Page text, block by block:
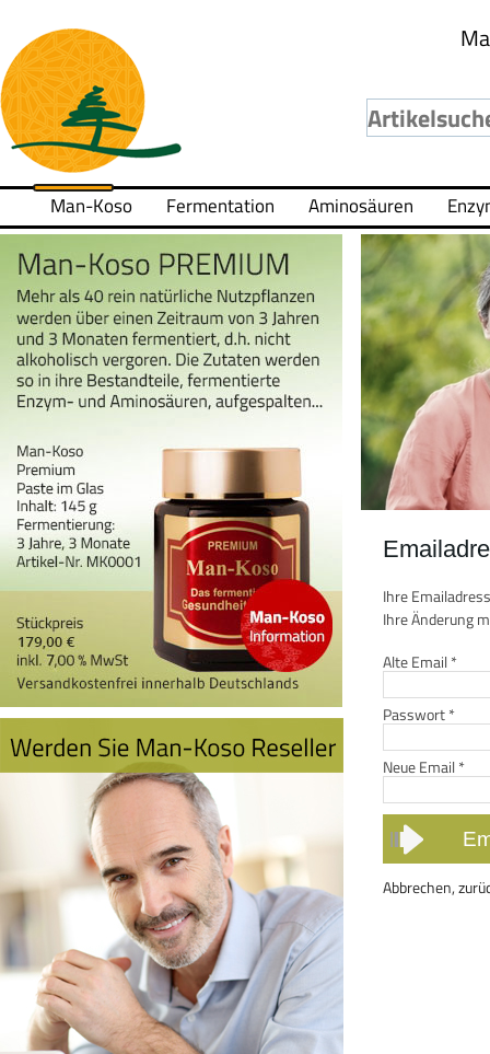
Man-Koso Fermentation Aminosäuren
Ihre
Ihre Änderung
Alte Email*
Passwort*
Neue Email*
Abbrechen,